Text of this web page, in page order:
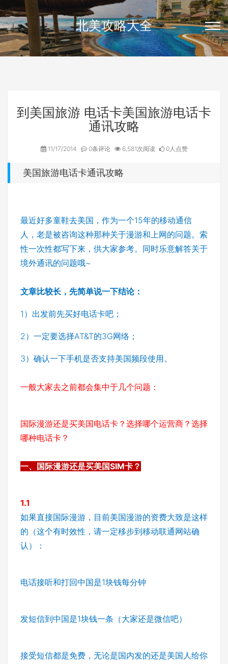
北美攻略大全
到美国旅游 电话卡美国旅游电话卡
通讯攻略
11/17/2014 0条评论 6,581次阅读 0人点赞
美国旅游电话卡通讯攻略
最近好多童鞋去美国，作为一个15年的移动通信
人，老是被咨询这种那种关于漫游和上网的问题。索
性一次性都写下来，供大家参考。同时乐意解答关于
境外通讯的问题哦~
文章比较长，先简单说一下结论：
1）出发前先买好电话卡吧；
2）一定要选择AT&T的3G网络；
3）确认一下手机是否支持美国频段使用。
一般大家去之前都会集中于几个问题：
国际漫游还是买美国电话卡？选择哪个运营商？选择
哪种电话卡？
一、国际漫游还是买美国SIM卡？
1.1
如果直接国际漫游，目前美国漫游的资费大致是这样
的（这个有时效性，请一定移步到移动联通网站确
认）：
电话接听和打回中国是1块钱每分钟
发短信到中国是1块钱一条（大家还是微信吧）
接受短信都是免费，无论是国内发的还是美国人给你